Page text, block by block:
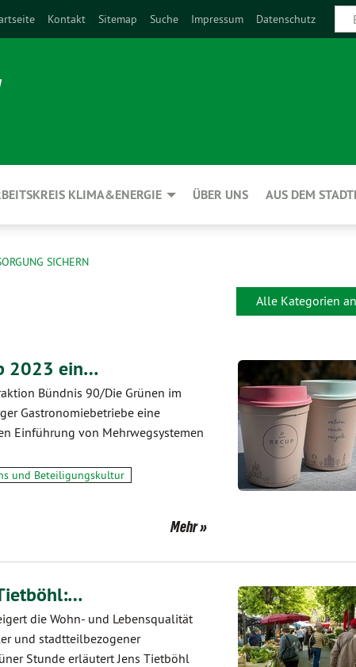
Kontakt Sitemap Suche Impressum Datenschutz
KLIMA&ENERGIE ÜBER UNS AUS DEM
SICHERN
Alle Kategorien
2023 ein…
Bündnis 90/Die Grünen im
Gastronomiebetriebe eine
Einführung von Mehrwegsystemen
und Beteiligungskultur
Mehr
die Wohn- und Lebensqualität
und stadtteilbezogener
Stunde erläutert Jens Tietböhl